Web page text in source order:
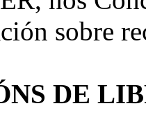
sobre
DE